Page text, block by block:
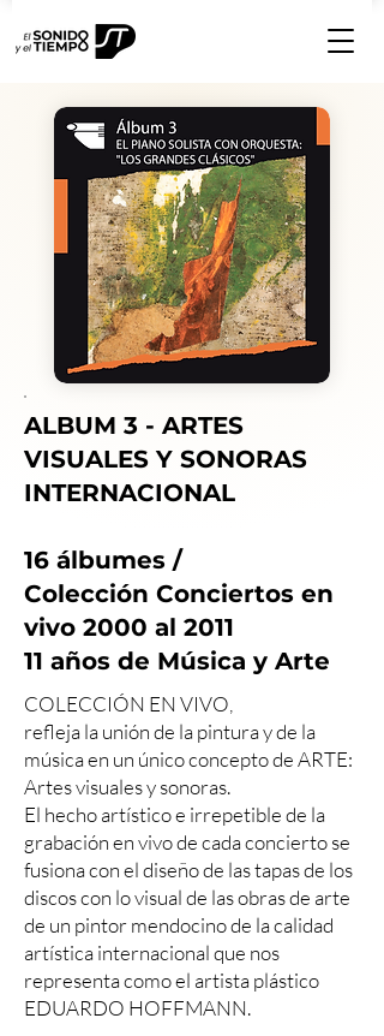
ALBUM 3 - ARTES
VISUALES Y SONORAS
INTERNACIONAL
16 álbumes /
Colección Conciertos en
vivo 2000 al 2011
11 años de Música y Arte
COLECCIÓN EN VIVO,
refleja la unión de la pintura y de la
música en un único concepto de ARTE:
Artes visuales y sonoras.
El hecho artístico e irrepetible de la
grabación en vivo de cada concierto se
fusiona con el diseño de las tapas de los
discos con lo visual de las obras de arte
de un pintor mendocino de la calidad
artística internacional que nos
representa como el artista plástico
EDUARDO HOFFMANN.